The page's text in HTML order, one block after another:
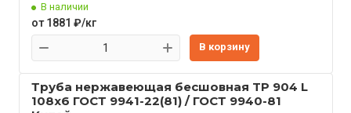
В наличии
от 1881 ₽/кг
В корзину
Труба нержавеющая бесшовная TP 904 L
108x6 ГОСТ 9941-22(81) / ГОСТ 9940-81